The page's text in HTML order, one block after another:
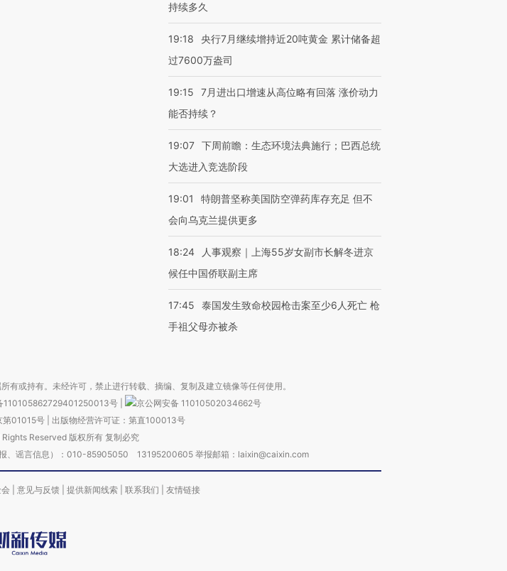
持续多久
19:18
央行7月继续增持近20吨黄金 累计储备超
过7600万盎司
19:15
7月进出口增速从高位略有回落 涨价动力
能否持续？
19:07 下周前瞻：生态环境法典施行；巴西总统
大选进入竞选阶段
19:01
特朗普坚称美国防空弹药库存充足 但不
会向乌克兰提供更多
18:24
人事观察｜上海55岁女副市长解冬进京
候任中国侨联副主席
17:45
泰国发生致命校园枪击案至少6人死亡 枪
手祖父母亦被杀
有或持有。未经许可，禁止进行转载、摘编、复制及建立镜像等任何使用。
110105862729401250013号
京公网安备 11010502034662号
第01015号| 出版物经营许可证：第直100013号
Reserved 版权所有 复制必究
、谣言信息）：010-85905050 13195200605 举报邮箱：laixin@caixin.com
意见与反馈 提供新闻线索 联系我们 友情链接